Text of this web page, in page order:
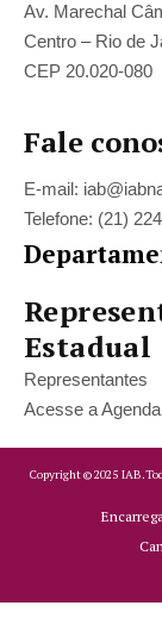
Av. Marechal
Centro – Rio de
CEP 20.020-080
Fale
E-mail:
Telefone: (21)
Estadual
Representantes
Acesse a Agenda
Copyright ©2025 IAB.